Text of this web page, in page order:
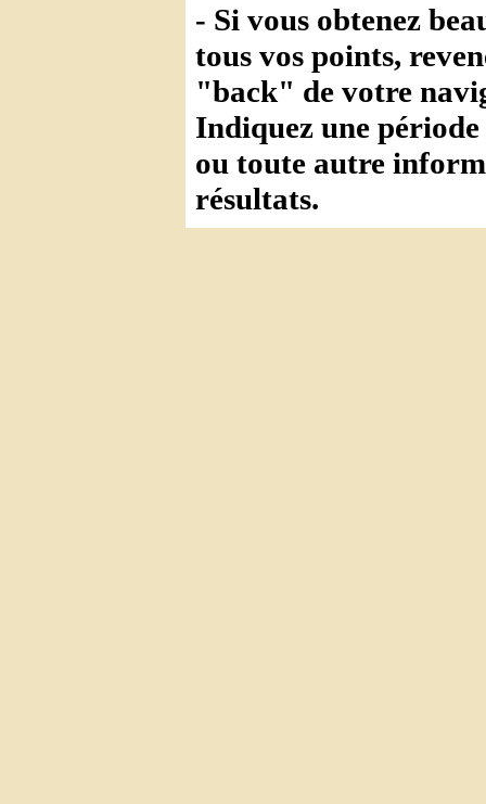
- Si vous obtenez
tous vos points,
"back" de votre
Indiquez une
ou toute autre
résultats.